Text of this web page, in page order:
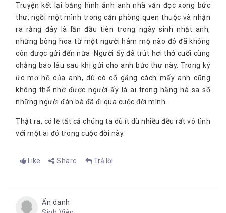
Truyện kết lại bằng hình ảnh anh nhà văn đọc xong bức
thư, ngồi một mình trong căn phòng quen thuộc và nhận
ra rằng đây là lần đầu tiên trong ngày sinh nhật anh,
những bông hoa từ một người hâm mộ nào đó đã không
còn được gửi đến nữa. Người ấy đã trút hơi thở cuối cùng
chẳng bao lâu sau khi gửi cho anh bức thư này. Trong ký
ức mơ hồ của anh, dù có cố gắng cách mấy anh cũng
không thể nhớ được người ấy là ai trong hằng hà sa số
những người đàn bà đã đi qua cuộc đời mình.
Thật ra, có lẽ tất cả chúng ta dù ít dù nhiều đều rất vô tình
với một ai đó trong cuộc đời này.
Like Share Trả lời
Ẩn danh